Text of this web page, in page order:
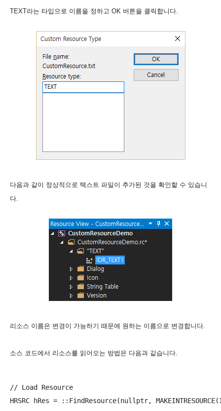
TEXT라는 타입으로 이름을 정하고 OK 버튼을 클릭합니다.
다음과 같이 정상적으로 텍스트 파일이 추가된 것을 확인할 수 있습니
다.
리소스 이름은 변경이 가능하기 때문에 원하는 이름으로 변경합니다.
소스 코드에서 리소스를 읽어오는 방법은 다음과 같습니다.
// Load Resource
HRSRC hRes = ::FindResource(nullptr,